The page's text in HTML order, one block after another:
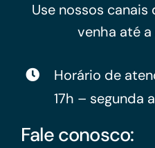
Use nossos
venha até
Horário de
17h – segunda
Fale conosco: